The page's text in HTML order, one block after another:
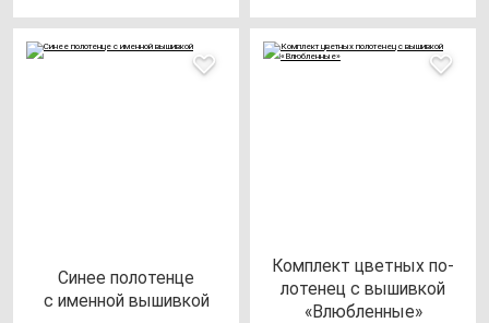
Синее по­ло­тен­це
с имен­ной вы­шив­кой
Ком­плект цвет­ных по­
ло­те­нец с вы­шив­кой
«Влюб­лен­ные»